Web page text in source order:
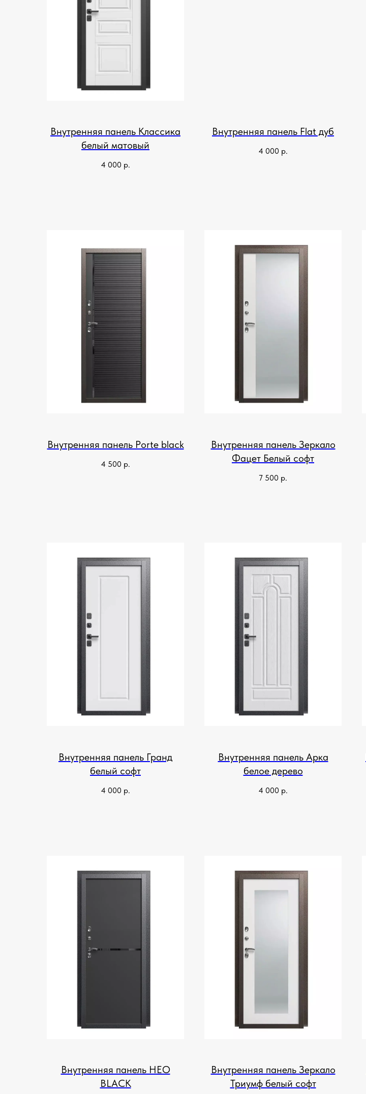
Внутренняя панель Классика
белый матовый
4 000 р.
Внутренняя панель Flat дуб
4 000 р.
Внутренняя панель Рorte black
4 500 р.
Внутренняя панель Зеркало
Фацет Белый софт
7 500 р.
Внутренняя панель Гранд
белый софт
4 000 р.
Внутренняя панель Арка
белое дерево
4 000 р.
Внутренняя панель НЕО
BLACK
Внутренняя панель Зеркало
Триумф белый софт